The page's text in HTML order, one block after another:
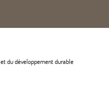
du développement durable